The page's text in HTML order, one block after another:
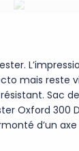
mais reste
Sac
Oxford 300
d’un
conseillé